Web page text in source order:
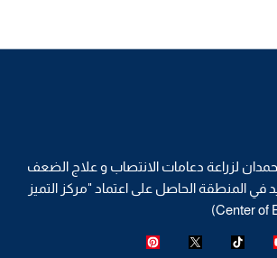
لزراعة دعامات الانتصاب و علاج الضعف
في المنطقة الحاصل على اعتماد "مركز التميز